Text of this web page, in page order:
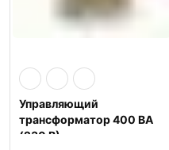
Управляющий
трансформатор 400 ВА
(230 В) —